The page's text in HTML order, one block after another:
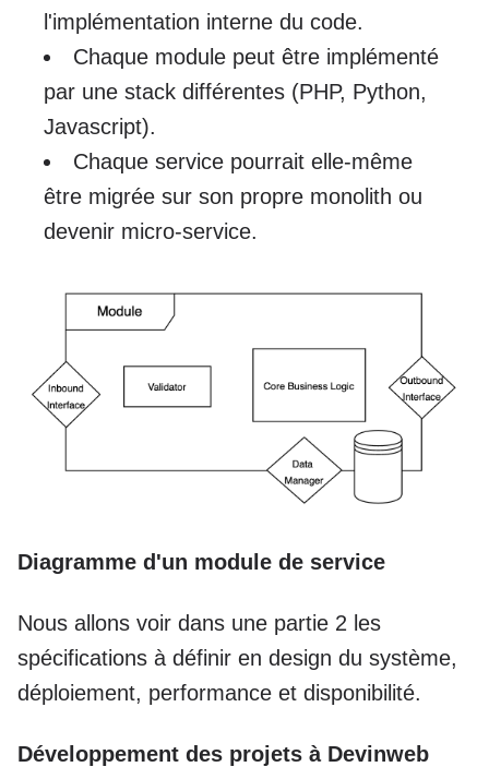
l'implémentation interne du code.
Chaque module peut être implémenté
par une stack différentes (PHP, Python,
Javascript).
Chaque service pourrait elle-même
être migrée sur son propre monolith ou
devenir micro-service.
Diagramme d'un module de service
Nous allons voir dans une partie 2 les
spécifications à définir en design du système,
déploiement, performance et disponibilité.
Développement des projets à Devinweb